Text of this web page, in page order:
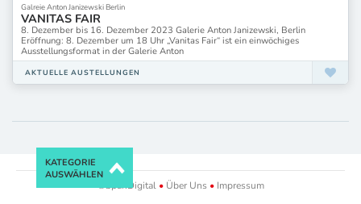
Galreie Anton Janizewski Berlin
VANITAS FAIR
8. Dezember bis 16. Dezember 2023 Galerie Anton Janizewski, Berlin
Eröffnung: 8. Dezember um 18 Uhr „Vanitas Fair“ ist ein einwöchiges
Ausstellungsformat in der Galerie Anton
AKTUELLE AUSTELLUNGEN
©bpar.Digital •Über Uns •Impressum
KATEGORIE
AUSWÄHLEN